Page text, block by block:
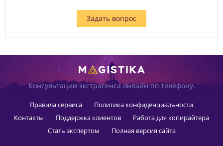
Задать вопрос
Консультации экстрасенса онлайн по телефону.
Правила сервиса
Политика конфиденциальности
Контакты
Поддержка клиентов
Работа для копирайтера
Стать экспертом
Полная версия сайта